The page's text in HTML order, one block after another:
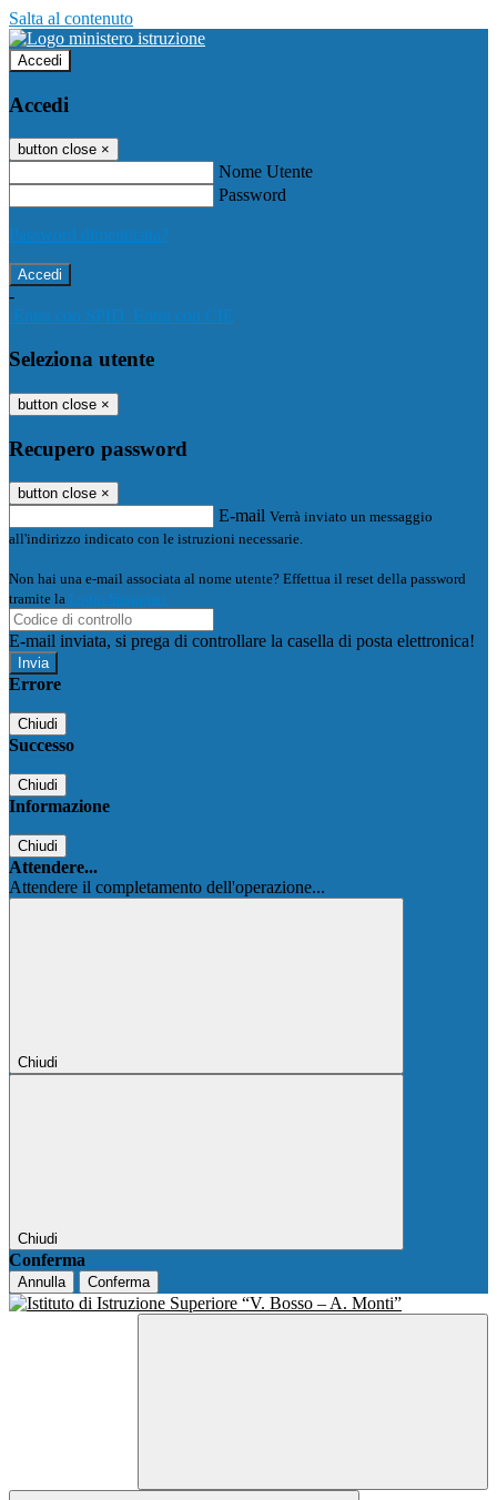
Salta al contenuto
Accedi
Accedi
button close ×
Nome Utente
Password
Password dimenticata?
-
Entra con SPID
Entra con CIE
Seleziona utente
button close ×
Recupero password
button close ×
E-mail Verrà inviato un messaggio
all'indirizzo indicato con le istruzioni necessarie.
Non hai una e-mail associata al nome utente? Effettua il reset della password
tramite la Login Spaggiari
E-mail inviata, si prega di controllare la casella di posta elettronica!
Errore
Chiudi
Successo
Chiudi
Informazione
Chiudi
Attendere...
Attendere il completamento dell'operazione...
Chiudi
Chiudi
Conferma
Annulla Conferma